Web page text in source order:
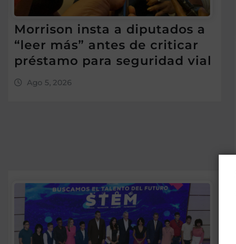
Morrison insta a diputados a
“leer más” antes de criticar
préstamo para seguridad vial
Ago 5, 2026